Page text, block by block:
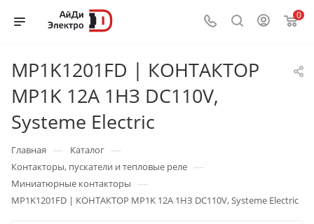
0
MP1K1201FD | КОНТАКТОР
MP1K 12A 1НЗ DC110V,
Systeme Electric
Главная — Каталог —
Контакторы, пускатели и тепловые реле —
Миниатюрные контакторы —
MP1K1201FD | КОНТАКТОР MP1K 12A 1НЗ DC110V, Systeme Electric